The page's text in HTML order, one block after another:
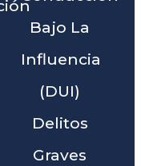
Bajo La
Influencia
(DUI)
Delitos
Graves